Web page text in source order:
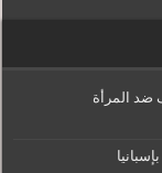
ضد المرأة